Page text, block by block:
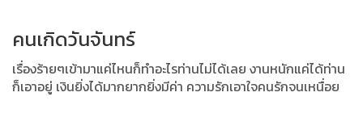
คนเกิดวันจันทร์
เรื่องร้ายๆเข้ามาแค่ไหนก็ทำอะไรท่านไม่ได้เลย งานหนักแค่ได้ท่าน
ก็เอาอยู่ เงินยิ่งได้มากยากยิ่งมีค่า ความรักเอาใจคนรักจนเหนื่อย